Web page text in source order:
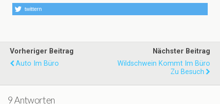
twittern
Vorheriger Beitrag
Auto Im Büro
Nächster Beitrag
Wildschwein Kommt Im Büro
Zu Besuch
9 Antworten